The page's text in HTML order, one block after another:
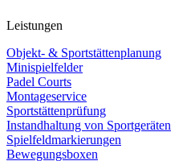
Leistungen
Objekt- & Sportstättenplanung
Minispielfelder
Padel Courts
Montageservice
Sportstättenprüfung
Instandhaltung von Sportgeräten
Spielfeldmarkierungen
Bewegungsboxen